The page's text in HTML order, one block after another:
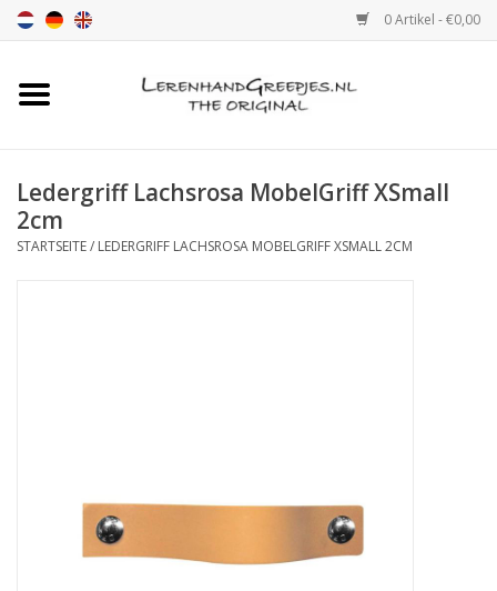
0 Artikel - €0,00
Startseite
leder griffe mit Druck
Leder Regalstützen
Ledergriff Lachsrosa MobelGriff XSmall
2cm
STARTSEITE/ LEDERGRIFF LACHSROSA MOBELGRIFF XSMALL 2CM